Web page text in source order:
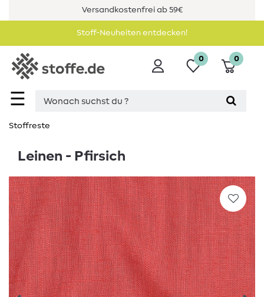
Versandkostenfrei ab 59€
Stoff-Neuheiten entdecken!
☰
0 0
Stoffreste
Leinen - Pfirsich